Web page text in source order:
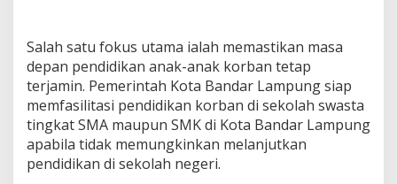
Salah satu fokus utama ialah memastikan masa
depan pendidikan anak-anak korban tetap
terjamin. Pemerintah Kota Bandar Lampung siap
memfasilitasi pendidikan korban di sekolah swasta
tingkat SMA maupun SMK di Kota Bandar Lampung
apabila tidak memungkinkan melanjutkan
pendidikan di sekolah negeri.